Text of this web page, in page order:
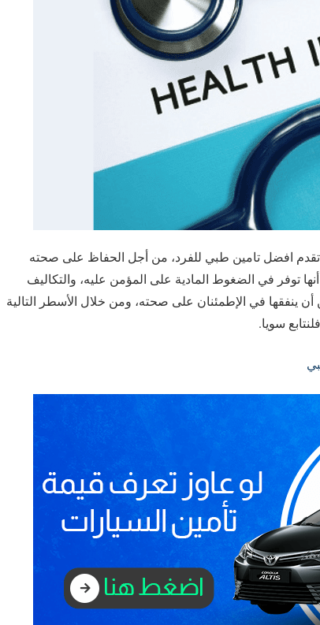
افضل تامين طبي للفرد، من أجل الحفاظ على صحته
توفر في الضغوط المادية على المؤمن عليه، والتكاليف
أن ينفقها في الإطمئنان على صحته، ومن خلال الأسطر التالية
سويا.